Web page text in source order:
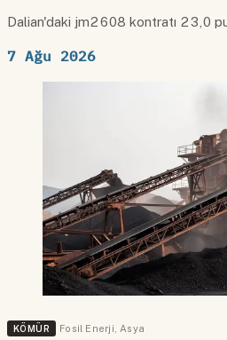
Dalian'daki jm2608 kontratı 23,0
7 Ağu 2026
KÖMÜR Fosil Enerji,Asya